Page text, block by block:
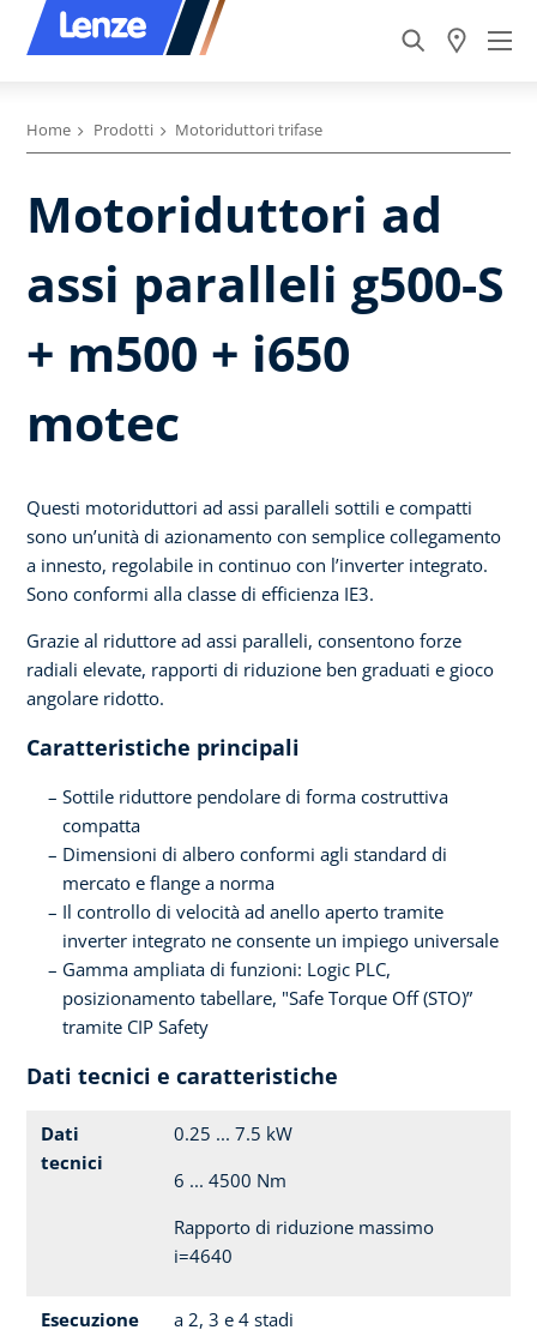
Home Prodotti Motoriduttori trifase
Motoriduttori ad
assi paralleli g500-S
+ m500 + i650
motec
Questi motoriduttori ad assi paralleli sottili e compatti
sono un’unità di azionamento con semplice collegamento
a innesto, regolabile in continuo con l’inverter integrato.
Sono conformi alla classe di efficienza IE3.
Grazie al riduttore ad assi paralleli, consentono forze
radiali elevate, rapporti di riduzione ben graduati e gioco
angolare ridotto.
Caratteristiche principali
Sottile riduttore pendolare di forma costruttiva
compatta
Dimensioni di albero conformi agli standard di
mercato e flange a norma
Il controllo di velocità ad anello aperto tramite
inverter integrato ne consente un impiego universale
Gamma ampliata di funzioni: Logic PLC,
posizionamento tabellare, "Safe Torque Off (STO)”
tramite CIP Safety
Dati tecnici e caratteristiche
Dati
tecnici
0.25 ... 7.5 kW
6 ... 4500 Nm
Rapporto di riduzione massimo
i=4640
Esecuzione a 2, 3 e 4 stadi